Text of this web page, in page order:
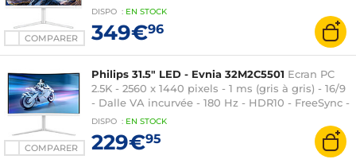
COMPARER
HDMI/DisplayPort/USB-C - RGB Ambiglow -
Pivot - Blanc
DISPO : EN STOCK
349€96
COMPARER
Philips 31.5" LED - Evnia 32M2C5501 Ecran PC
2.5K - 2560 x 1440 pixels - 1 ms (gris à gris) - 16/9
- Dalle VA incurvée - 180 Hz - HDR10 - FreeSync -
HDMI/DisplayPort - RGB Ambiglow - Réglage en
hauteur - Blanc
DISPO : EN STOCK
229€95